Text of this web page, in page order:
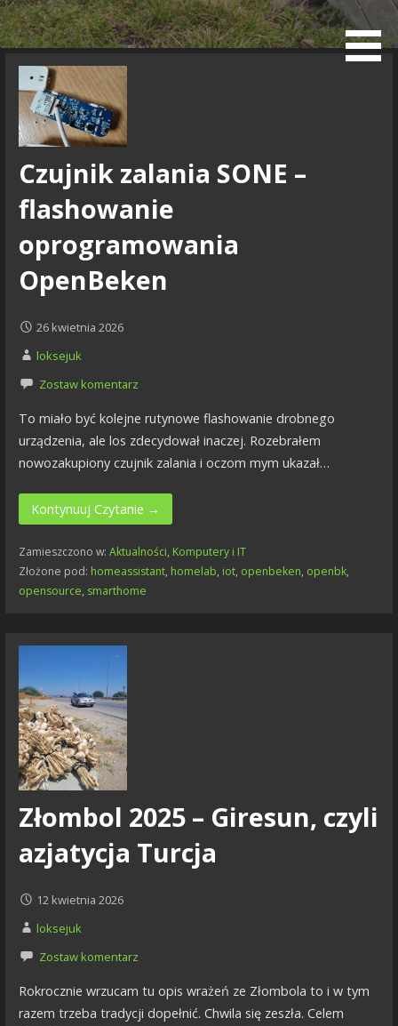
Przejdź
doBlog
Czujnik zalania SONE –
flashowanie
oprogramowania
OpenBeken
26 kwietnia 2026
loksejuk
Zostaw komentarz
To miało być kolejne rutynowe flashowanie drobnego
urządzenia, ale los zdecydował inaczej. Rozebrałem
nowozakupiony czujnik zalania i oczom mym ukazał…
Kontynuuj Czytanie →
Zamieszczono w: Aktualności, Komputery i IT
Złożone pod: homeassistant, homelab, iot, openbeken, openbk,
opensource, smarthome
Złombol 2025 – Giresun, czyli
azjatycja Turcja
12 kwietnia 2026
loksejuk
Zostaw komentarz
Rokrocznie wrzucam tu opis wrażeń ze Złombola to i w tym
razem trzeba tradycji dopełnić. Chwila się zeszła. Celem